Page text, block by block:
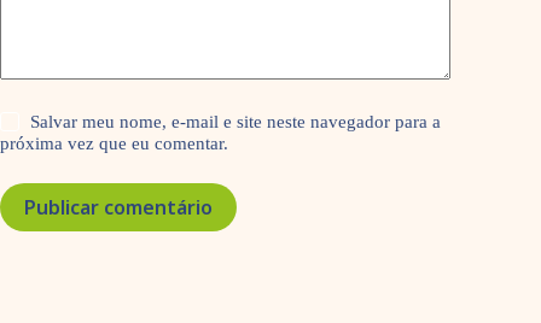
Salvar meu nome, e-mail e site neste navegador para a
próxima vez que eu comentar.
Publicar comentário